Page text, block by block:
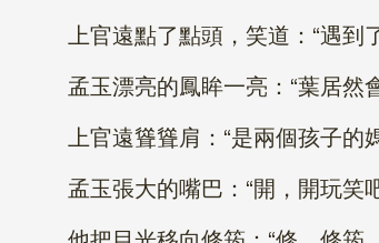
上官遠點了點頭，笑道：“遇到
孟玉漂亮的鳳眸一亮：“葉居然
上官遠聳聳肩：“是兩個孩子的
孟玉張大的嘴巴：“開，開玩笑